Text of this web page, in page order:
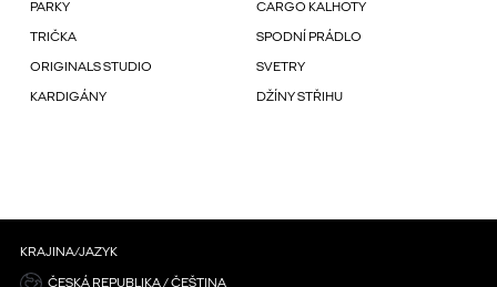
PARKY CARGO KALHOTY
TRIČKA SPODNÍ PRÁDLO
ORIGINALS STUDIO SVETRY
KARDIGÁNY DŽÍNY STŘIHU
KRAJINA/JAZYK
ČESKÁ REPUBLIKA / ČEŠTINA